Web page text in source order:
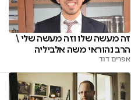
זה מעשה שלו וזה מעשה שלי \
הרב נהוראי משה אלביליה
אפרים דוד